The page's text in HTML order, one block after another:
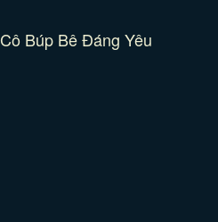
Cô Búp Bê Đáng Yêu